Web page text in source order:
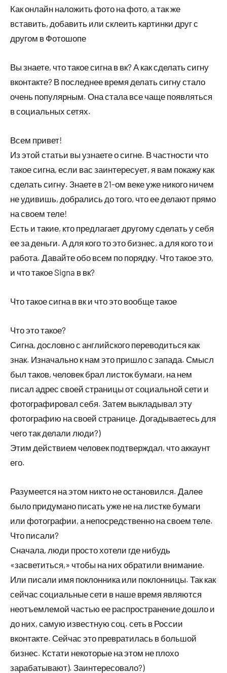
Как онлайн наложить фото на фото, а так же
вставить, добавить или склеить картинки друг с
другом в Фотошопе
Вы знаете, что такое сигна в вк? А как сделать сигну
вконтакте? В последнее время делать сигну стало
очень популярным. Она стала все чаще появляться
в социальных сетях.
Всем привет!
Из этой статьи вы узнаете о сигне. В частности что
такое сигна, если вас заинтересует, я вам покажу как
сделать сигну. Знаете в 21-ом веке уже никого ничем
не удивишь, добрались до того, что ее делают прямо
на своем теле!
Есть и такие, кто предлагает другому сделать у себя
ее за деньги. А для кого то это бизнес, а для кого то и
работа. Давайте обо всем по порядку. Что такое это,
и что такое Signa в вк?
Что такое сигна в вк и что это вообще такое
Что это такое?
Сигна, дословно с английского переводиться как
знак. Изначально к нам это пришло с запада. Смысл
был таков, человек брал листок бумаги, на нем
писал адрес своей страницы от социальной сети и
фотографировал себя. Затем выкладывал эту
фотографию на своей странице. Догадываетесь для
чего так делали люди?)
Этим действием человек подтверждал, что аккаунт
его.
Разумеется на этом никто не остановился. Далее
было придумано писать уже не на листке бумаги
или фотографии, а непосредственно на своем теле.
Что писали?
Сначала, люди просто хотели где нибудь
«засветиться,» чтобы на них обратили внимание.
Или писали имя поклонника или поклонницы. Так как
сейчас социальные сети в наше время являются
неотъемлемой частью ее распространение дошло и
до них, самую известную соц. сеть в России
вконтакте. Сейчас это превратилась в большой
бизнес. Кстати некоторые на этом не плохо
зарабатывают). Заинтересовало?)